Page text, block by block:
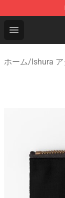
Open menu
Ishura
ホーム/Ishura